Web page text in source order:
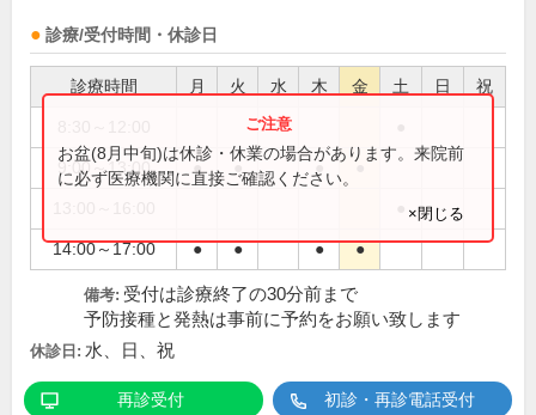
診療/受付時間・休診日
診療時間 月 火 水 木 金 土 日 祝
9:00～13:00 ● ● ● ●
14:00～17:00 ● ● ● ●
お盆(8月中旬)は休診・休業の場合があります。来院前
に必ず医療機関に直接ご確認ください。
×閉じる
備考: 受付は診療終了の30分前まで
予防接種と発熱は事前に予約をお願い致します
休診日: 水、日、祝
再診受付 初診・再診電話受付